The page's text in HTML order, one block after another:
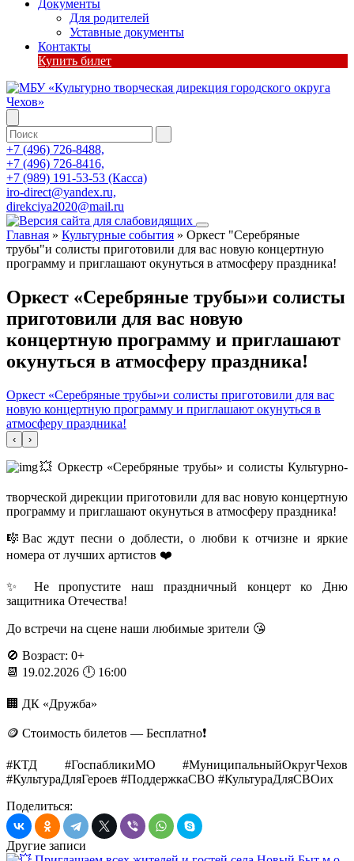
Документы
Для родителей
Уставные документы
Контакты
Купить билет
+7 (496) 726-8488,
+7 (496) 726-8416,
+7 (989) 191-53-53 (Касса)
iro-direct@yandex.ru,
direkciya2020@mail.ru
Главная » Культурные события » Оркест "Серебряные
трубы"и солисты приготовили для вас новую концертную
программу и приглашают окунуться в атмосферу праздника!
Оркест «Серебряные трубы»и солисты
приготовили для вас новую
концертную программу и приглашают
окунуться в атмосферу праздника!
Оркест «Серебряные трубы»и солисты приготовили для вас
новую концертную программу и приглашают окунуться в
атмосферу праздника!
‹ ›
💥 Оркестр «Серебряные трубы» и солисты Культурно-
творческой дирекции приготовили для вас новую концертную
программу и приглашают окунуться в атмосферу праздника!
🎼Вас ждут песни о доблести, о любви к отчизне и яркие
номера от лучших артистов ❤️
✨ Не пропустите наш праздничный концерт ко Дню
защитника Отечества!
До встречи на сцене наши любимые зрители 😘
🚫 Возраст: 0+
📆 19.02.2026 🕛 16:00
🏢 ДК «Дружба»
🪙 Стоимость билетов — Бесплатно❗️
#КТД #ГоспабликиМО #МуниципальныйОкругЧехов
#КультураДляГероев #ПоддержкаСВО #КультураДляСВОих
Поделиться:
Другие записи